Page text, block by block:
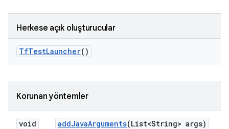
Herkese açık oluşturucular
TfTestLauncher()
Korunan yöntemler
void addJavaArguments(List<String> args)